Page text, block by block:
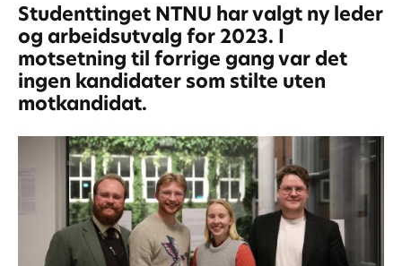
Studenttinget NTNU har valgt ny leder
og arbeidsutvalg for 2023. I
motsetning til forrige gang var det
ingen kandidater som stilte uten
motkandidat.